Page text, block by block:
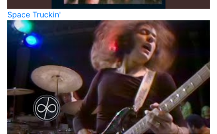
Space Truckin'